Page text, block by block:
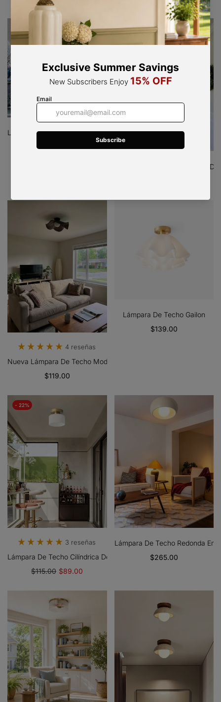
Lámpara De Techo Semiempotrada Japonesa Redonda Con
- 24%
Lámpara De Techo Ondulada
4 reseñas
Nueva Lámpara De Techo Moderna Y Sencilla Con Veta De Nogal
$119.00
Lámpara De Techo Gailon
$139.00
- 22%
3 reseñas
Lámpara De Techo Cilíndrica De Cristal Nordic Morandi: Una
$115.00 $89.00
Lámpara De Techo Redonda
$265.00